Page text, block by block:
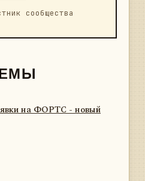
сообщества
на ФОРТС - новый